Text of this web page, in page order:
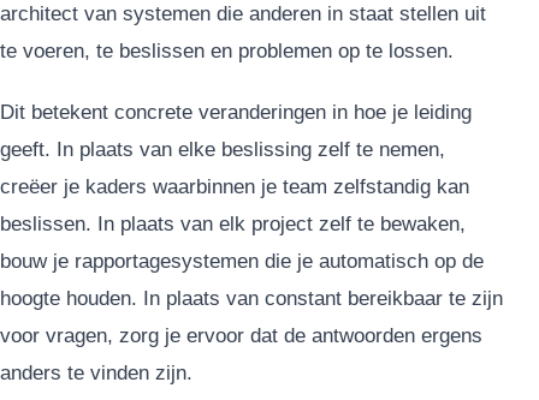
architect van systemen die anderen in staat stellen uit
te voeren, te beslissen en problemen op te lossen.
Dit betekent concrete veranderingen in hoe je leiding
geeft. In plaats van elke beslissing zelf te nemen,
creëer je kaders waarbinnen je team zelfstandig kan
beslissen. In plaats van elk project zelf te bewaken,
bouw je rapportagesystemen die je automatisch op de
hoogte houden. In plaats van constant bereikbaar te zijn
voor vragen, zorg je ervoor dat de antwoorden ergens
anders te vinden zijn.